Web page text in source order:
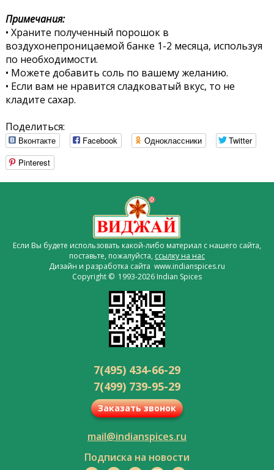
Примечания:
• Храните полученный порошок в
воздухонепроницаемой банке 1-2 месяца, используя
по необходимости.
• Можете добавить соль по вашему желанию.
• Если вам не нравится сладковатый вкус, то не
кладите сахар.
Поделиться:
Вконтакте Facebook Одноклассники
Twitter
Pinterest
Если Вы будете использовать какой-либо материал с нашего сайта,
поставьте, пожалуйста, ссылку на нас
Дизайн и разработка сайта www.indianspices.ru
Copyright © 1993-2026 Indian Spices
7(495) 434-66-29
7(499) 739-95-29
Заказать звонок
mail@indianspices.ru
Подписка на новости